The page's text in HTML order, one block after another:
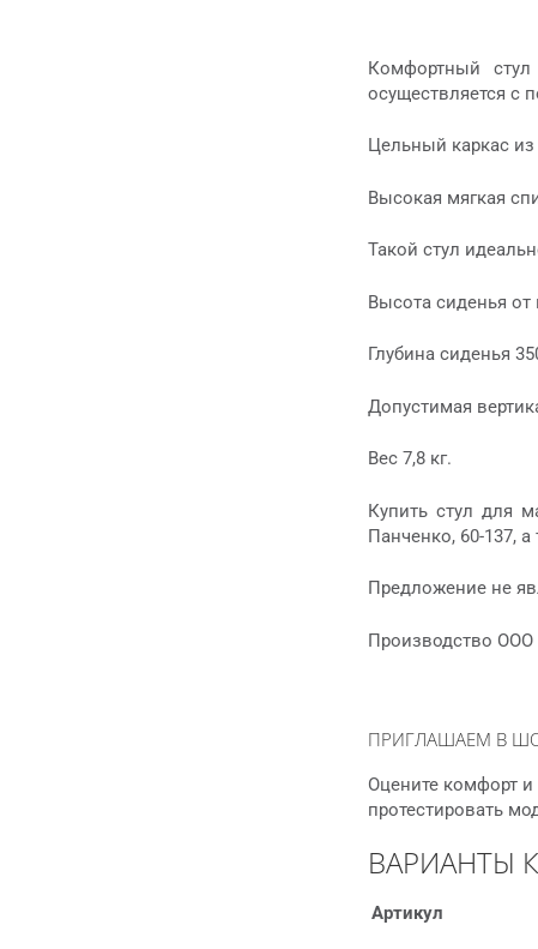
Комфортный
осуществляется с
Цельный каркас
Высокая мягкая
Такой стул
Высота сиденья
Глубина сиденья
Допустимая
Вес 7,8 кг.
Купить стул для
Панченко, 60-137,
Предложение не
Производство ООО
ПРИГЛАШАЕМ В
Оцените комфорт
протестировать
ВАРИАНТЫ
Артикул